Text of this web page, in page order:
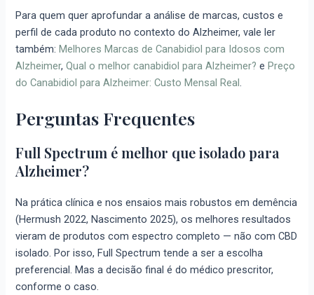
Para quem quer aprofundar a análise de marcas, custos e
perfil de cada produto no contexto do Alzheimer, vale ler
também:Melhores Marcas de Canabidiol para Idosos com
Alzheimer,Qual o melhor canabidiol para Alzheimer? ePreço
do Canabidiol para Alzheimer: Custo Mensal Real.
Perguntas Frequentes
Full Spectrum é melhor que isolado para
Alzheimer?
Na prática clínica e nos ensaios mais robustos em demência
(Hermush 2022, Nascimento 2025), os melhores resultados
vieram de produtos com espectro completo — não com CBD
isolado. Por isso, Full Spectrum tende a ser a escolha
preferencial. Mas a decisão final é do médico prescritor,
conforme o caso.